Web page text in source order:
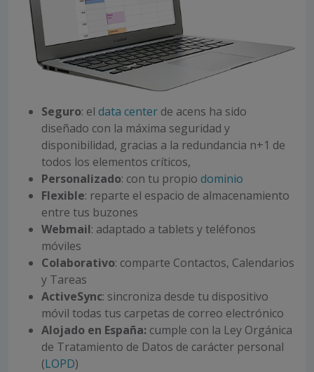
Seguro: el data center de acens ha sido
diseñado con la máxima seguridad y
disponibilidad, gracias a la redundancia n+1 de
todos los elementos críticos,
Personalizado: con tu propio dominio
Flexible: reparte el espacio de almacenamiento
entre tus buzones
Webmail: adaptado a tablets y teléfonos
móviles
Colaborativo: comparte Contactos, Calendarios
y Tareas
ActiveSync: sincroniza desde tu dispositivo
móvil todas tus carpetas de correo electrónico
Alojado en España: cumple con la Ley Orgánica
de Tratamiento de Datos de carácter personal
(LOPD)